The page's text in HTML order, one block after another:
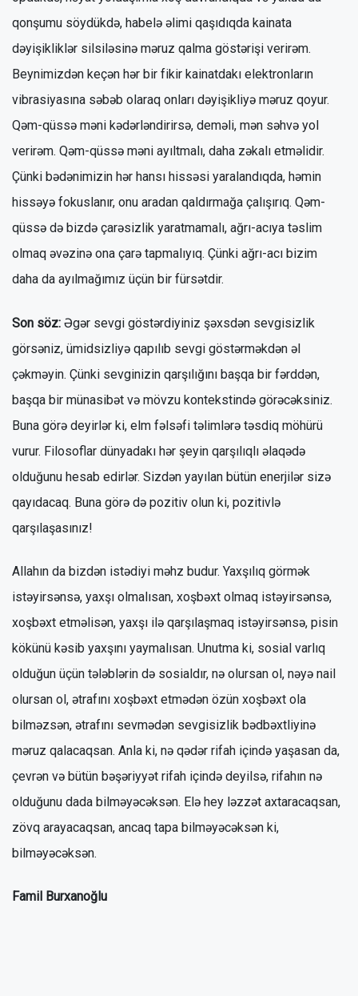
qonşumu söydükdə, habelə əlimi qaşıdıqda kainata
dəyişikliklər silsiləsinə məruz qalma göstərişi verirəm.
Beynimizdən keçən hər bir fikir kainatdakı elektronların
vibrasiyasına səbəb olaraq onları dəyişikliyə məruz qoyur.
Qəm-qüssə məni kədərləndirirsə, deməli, mən səhvə yol
verirəm. Qəm-qüssə məni ayıltmalı, daha zəkalı etməlidir.
Çünki bədənimizin hər hansı hissəsi yaralandıqda, həmin
hissəyə fokuslanır, onu aradan qaldırmağa çalışırıq. Qəm-
qüssə də bizdə çarəsizlik yaratmamalı, ağrı-acıya təslim
olmaq əvəzinə ona çarə tapmalıyıq. Çünki ağrı-acı bizim
daha da ayılmağımız üçün bir fürsətdir.
Son söz: Əgər sevgi göstərdiyiniz şəxsdən sevgisizlik
görsəniz, ümidsizliyə qapılıb sevgi göstərməkdən əl
çəkməyin. Çünki sevginizin qarşılığını başqa bir fərddən,
başqa bir münasibət və mövzu kontekstində görəcəksiniz.
Buna görə deyirlər ki, elm fəlsəfi təlimlərə təsdiq möhürü
vurur. Filosoflar dünyadakı hər şeyin qarşılıqlı əlaqədə
olduğunu hesab edirlər. Sizdən yayılan bütün enerjilər sizə
qayıdacaq. Buna görə də pozitiv olun ki, pozitivlə
qarşılaşasınız!
Allahın da bizdən istədiyi məhz budur. Yaxşılıq görmək
istəyirsənsə, yaxşı olmalısan, xoşbəxt olmaq istəyirsənsə,
xoşbəxt etməlisən, yaxşı ilə qarşılaşmaq istəyirsənsə, pisin
kökünü kəsib yaxşını yaymalısan. Unutma ki, sosial varlıq
olduğun üçün tələblərin də sosialdır, nə olursan ol, nəyə nail
olursan ol, ətrafını xoşbəxt etmədən özün xoşbəxt ola
bilməzsən, ətrafını sevmədən sevgisizlik bədbəxtliyinə
məruz qalacaqsan. Anla ki, nə qədər rifah içində yaşasan da,
çevrən və bütün bəşəriyyət rifah içində deyilsə, rifahın nə
olduğunu dada bilməyəcəksən. Elə hey ləzzət axtaracaqsan,
zövq arayacaqsan, ancaq tapa bilməyəcəksən ki,
bilməyəcəksən.
Famil Burxanoğlu